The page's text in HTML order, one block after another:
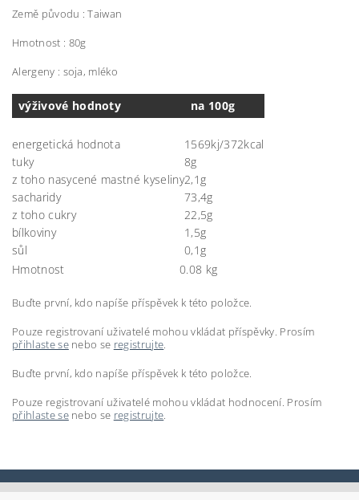
Země původu : Taiwan
Hmotnost : 80g
Alergeny : soja, mléko
výživové hodnoty na 100g
energetická hodnota
1569kj/372kcal
tuky
8g
z toho nasycené mastné kyseliny2,1g
sacharidy
73,4g
z toho cukry
22,5g
bílkoviny
1,5g
sůl
0,1g
Hmotnost
0.08 kg
Buďte první, kdo napíše příspěvek k této položce.
Pouze registrovaní uživatelé mohou vkládat příspěvky. Prosím
přihlaste senebo se registrujte.
Buďte první, kdo napíše příspěvek k této položce.
Pouze registrovaní uživatelé mohou vkládat hodnocení. Prosím
přihlaste senebo se registrujte.